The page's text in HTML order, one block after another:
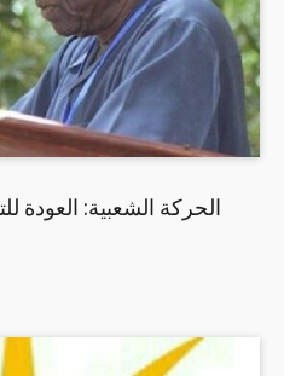
الحركة الشعبية: العودة